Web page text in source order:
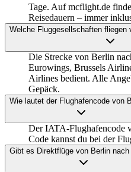
Tage. Auf mcflight.de
Reisedauern – immer
Welche Fluggesellschaften fliegen
Die Strecke von Berlin
Eurowings, Brussels
Airlines bedient. Alle
Gepäck.
Wie lautet der Flughafencode von
Der IATA-Flughafencode
Code kannst du bei der
Gibt es Direktflüge von Berlin nach